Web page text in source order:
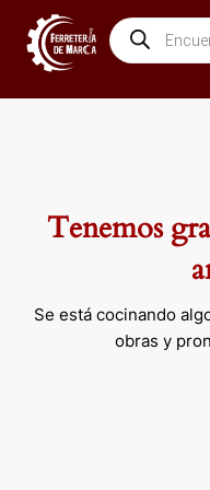
contenido
Búsqueda
de
productos
Tenemos
Se está cocinando
obras y